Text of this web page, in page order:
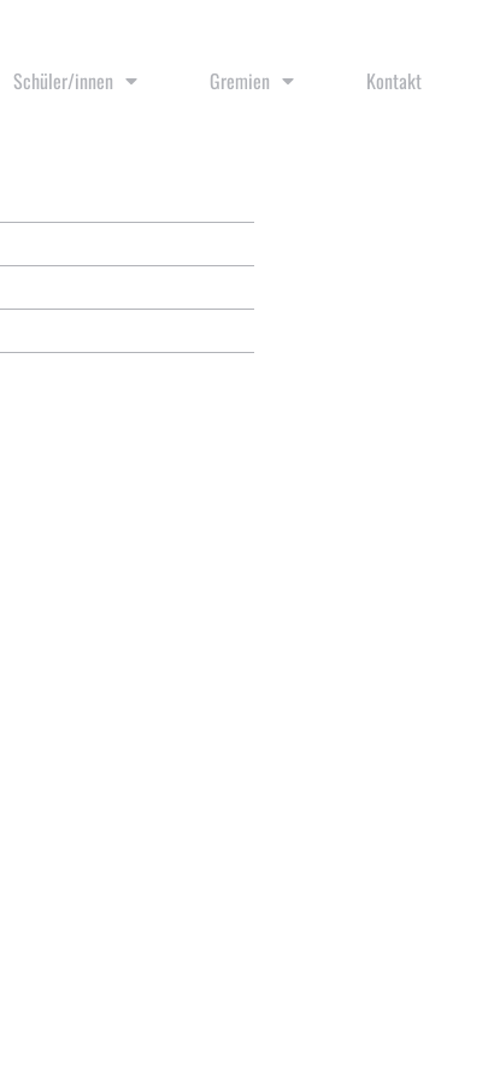
Schüler/innen Gremien Kontakt